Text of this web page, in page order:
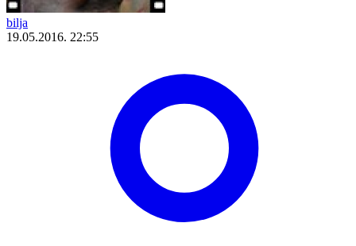
bilja
19.05.2016. 22:55